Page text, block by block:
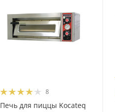
8
Печь для пиццы Kocateq